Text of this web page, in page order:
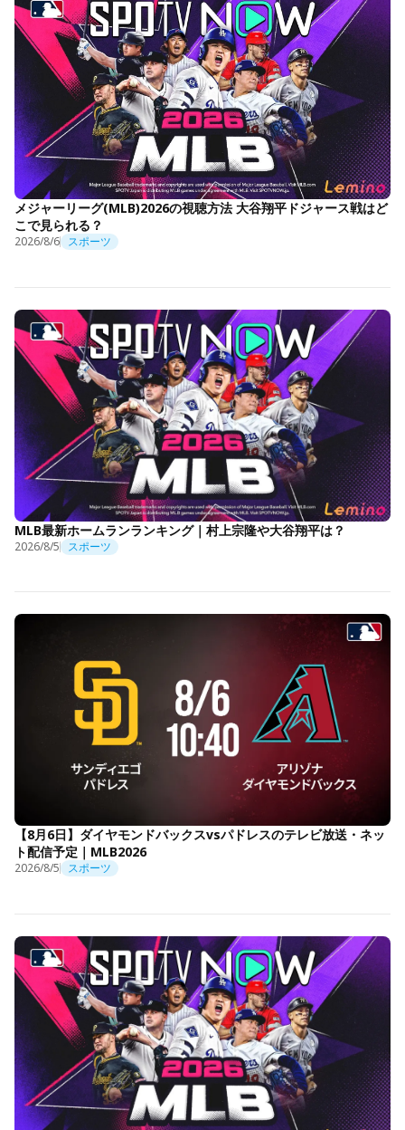
メジャーリーグ(MLB)2026の視聴方法 大谷翔平ドジャース戦はど
こで見られる？
2026/8/6 スポーツ
MLB最新ホームランランキング｜村上宗隆や大谷翔平は？
2026/8/5 スポーツ
【8月6日】ダイヤモンドバックスvsパドレスのテレビ放送・ネッ
ト配信予定｜MLB2026
2026/8/5 スポーツ